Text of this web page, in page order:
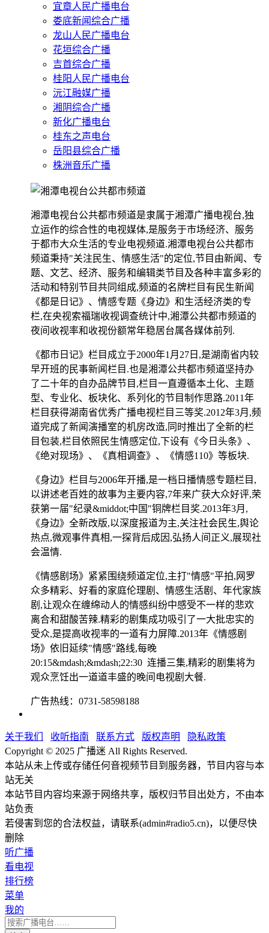
宜章人民广播电台
娄底新闻综合广播
龙山人民广播电台
花垣综合广播
吉首综合广播
桂阳人民广播电台
沅江融媒广播
湘阴综合广播
新化广播电台
桂东之声电台
岳阳县综合广播
株洲音乐广播
湘潭电视台公共都市频道是隶属于湘潭广播电视台,独
立运作的综合性的电视媒体,是服务于市场经济、服务
于都市大众生活的专业电视频道.湘潭电视台公共都市
频道秉持"关注民生、情感生活"的定位,节目由新闻、专
题、文艺、经济、服务和编辑类节目及各种丰富多彩的
活动和特别节目共同组成,频道的名牌栏目有民生新闻
《都是日记》、情感专题《身边》和生活经济类的专
栏,在央视索福瑞收视调查统计中,湘潭公共都市频道的
夜间收视率和收视份额常年稳居台属各媒体前列.
《都市日记》栏目成立于2000年1月27日,是湖南省内较
早开班的民事新闻栏目.也是湘潭公共都市频道坚持办
了二十年的自办品牌节目,栏目一直遵循本土化、主题
型、专业化、板块化、系列化的节目制作思路.2011年
栏目获得湖南省优秀广播电视栏目三等奖.2012年3月,频
道完成了新闻演播室的机房改造,同时推出了全新的栏
目包装,栏目依照民生情感定位,下设有《今日头条》、
《绝对现场》、《真相调查》、《情感110》等板块.
《身边》栏目与2006年开播,是一档日播情感专题栏目,
以讲述老百姓的故事为主要内容,7年来广获大众好评,荣
获第一届"纪录&middot;中国"铜牌栏目奖.2013年3月,
《身边》全新改版,以深度报道为主,关注社会民生,舆论
热点,微观事件真相,一探背后成因,弘扬人间正义,展现社
会温情.
《情感剧场》紧紧围绕频道定位,主打"情感"平拍,网罗
众多精彩、好看的家庭伦理剧、情感生活剧、年代家族
剧,让观众在缠绵动人的情感纠纷中感受不一样的悲欢
离合和甜酸苦辣.精彩的剧集成功吸引了一大批忠实的
受众,是提高收视率的一道有力屏障.2013年《情感剧
场》依旧延续"情感"路线,每晚
20:15&mdash;&mdash;22:30 连播三集,精彩的剧集将为
观众烹饪出一道道丰盛的晚间电视剧大餐.
广告热线：0731-58598188
关于我们 收听指南 联系方式 版权声明
隐私政策
Copyright © 2025 广播迷 All Rights Reserved.
本站从未上传或存储任何音视频节目到服务器，节目内容与本
站无关
本站节目内容均来源于网络共享，版权归节目出处方，不由本
站负责
若侵害到您的合法权益，请联系(admin#radio5.cn)，以便尽快
删除
听广播
看电视
排行榜
菜单
我的